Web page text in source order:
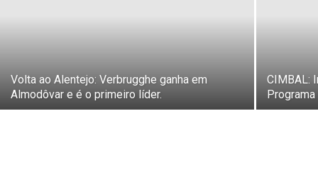
Volta ao Alentejo: Verbrugghe ganha em
Almodôvar e é o primeiro líder.
CIMBAL: